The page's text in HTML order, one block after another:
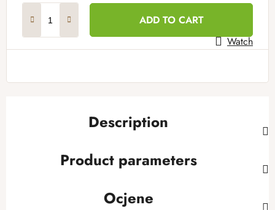
ADD TO CART
Watch
Description
Product parameters
Ocjene